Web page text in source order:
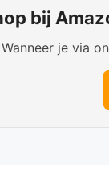
bij
je via